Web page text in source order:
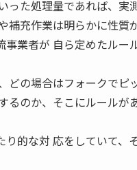
った処理量であれば、実
充作業は明らかに性質
事業者が 自ら定めたル
どの場合はフォークで
るのか、そこにルール
り的な対 応をしていて